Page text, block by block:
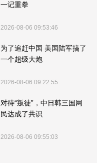
一记重拳
2026-08-06 09:53:46
为了追赶中国 美国陆军搞了
一个超级大炮
2026-08-06 09:22:55
对待“叛徒”，中日韩三国网
民达成了共识
2026-08-06 09:55:03